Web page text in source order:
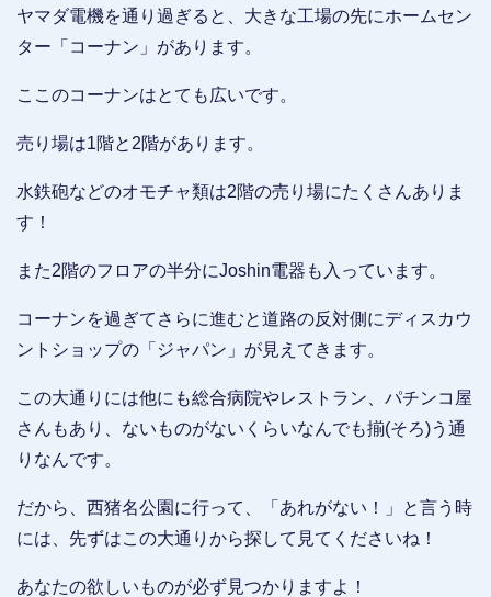
ヤマダ電機を通り過ぎると、大きな工場の先にホームセン
ター「コーナン」があります。
ここのコーナンはとても広いです。
売り場は1階と2階があります。
水鉄砲などのオモチャ類は2階の売り場にたくさんありま
す！
また2階のフロアの半分にJoshin電器も入っています。
コーナンを過ぎてさらに進むと道路の反対側にディスカウ
ントショップの「ジャパン」が見えてきます。
この大通りには他にも総合病院やレストラン、パチンコ屋
さんもあり、ないものがないくらいなんでも揃(そろ)う通
りなんです。
だから、西猪名公園に行って、「あれがない！」と言う時
には、先ずはこの大通りから探して見てくださいね！
あなたの欲しいものが必ず見つかりますよ！